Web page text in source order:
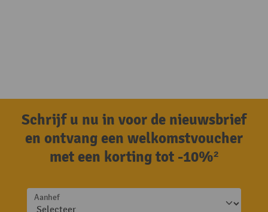
Schrijf u nu in voor de nieuwsbrief
en ontvang een welkomstvoucher
met een korting tot -10%²
Aanhef